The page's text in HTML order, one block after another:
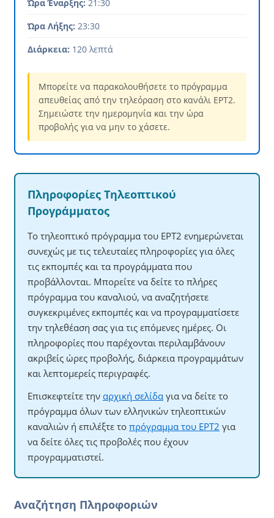
Ώρα Έναρξης: 21:30
Ώρα Λήξης: 23:30
Διάρκεια: 120 λεπτά
Μπορείτε να παρακολουθήσετε το πρόγραμμα
απευθείας από την τηλεόραση στο κανάλι ΕΡΤ2.
Σημειώστε την ημερομηνία και την ώρα
προβολής για να μην το χάσετε.
Πληροφορίες Τηλεοπτικού
Προγράμματος
Το τηλεοπτικό πρόγραμμα του ΕΡΤ2 ενημερώνεται
συνεχώς με τις τελευταίες πληροφορίες για όλες
τις εκπομπές και τα προγράμματα που
προβάλλονται. Μπορείτε να δείτε το πλήρες
πρόγραμμα του καναλιού, να αναζητήσετε
συγκεκριμένες εκπομπές και να προγραμματίσετε
την τηλεθέαση σας για τις επόμενες ημέρες. Οι
πληροφορίες που παρέχονται περιλαμβάνουν
ακριβείς ώρες προβολής, διάρκεια προγραμμάτων
και λεπτομερείς περιγραφές.
Επισκεφτείτε την αρχική σελίδα για να δείτε το
πρόγραμμα όλων των ελληνικών τηλεοπτικών
καναλιών ή επιλέξτε το πρόγραμμα του ΕΡΤ2 για
να δείτε όλες τις προβολές που έχουν
προγραμματιστεί.
Αναζήτηση Πληροφοριών